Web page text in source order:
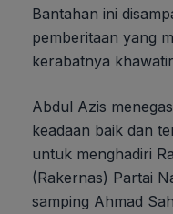
Bantahan ini
pemberitaan yang
kerabatnya
Abdul Azis
keadaan baik dan
untuk menghadiri
(Rakernas) Partai
samping Ahmad